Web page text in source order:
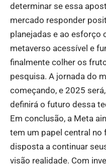
determinar se essa
mercado responder
planejadas e ao esforço
metaverso acessível e
finalmente colher os
pesquisa. A jornada do
começando, e 2025
definirá o futuro dessa
Em conclusão, a Meta
tem um papel central no
disposta a continuar
visão realidade. Com